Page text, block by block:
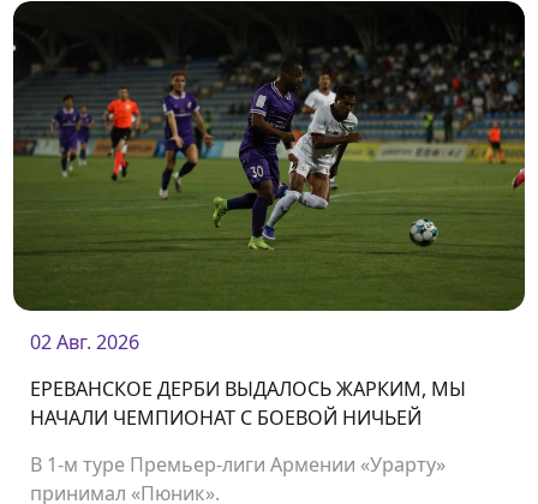
02 Авг. 2026
ЕРЕВАНСКОЕ ДЕРБИ ВЫДАЛОСЬ ЖАРКИМ, МЫ
НАЧАЛИ ЧЕМПИОНАТ С БОЕВОЙ НИЧЬЕЙ
В 1-м туре Премьер-лиги Армении «Урарту»
принимал «Пюник».